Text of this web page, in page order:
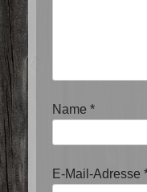
Name *
E-Mail-Adresse